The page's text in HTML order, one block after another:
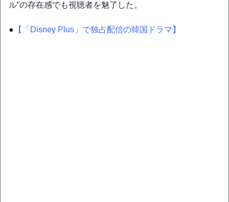
ル”の存在感でも視聴者を魅了した。
● 【「Disney Plus」で独占配信の韓国ドラマ】